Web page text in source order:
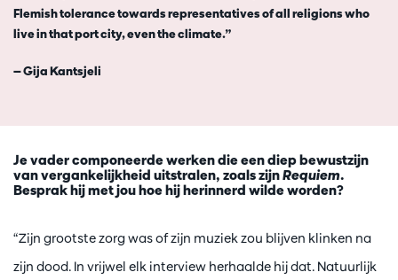
Flemish tolerance towards representatives of all religions who
live in that port city, even the climate.”
— Gija Kantsjeli
Je vader componeerde werken die een diep bewustzijn
van vergankelijkheid uitstralen, zoals zijnRequiem.
Besprak hij met jou hoe hij herinnerd wilde worden?
“Zijn grootste zorg was of zijn muziek zou blijven klinken na
zijn dood. In vrijwel elk interview herhaalde hij dat. Natuurlijk